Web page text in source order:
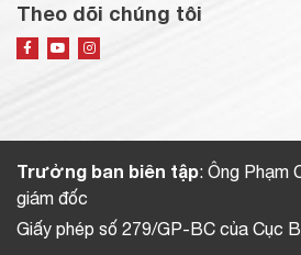
Theo dõi chúng tôi
Trưởng ban biên tập: Ông Phạm
giám đốc
Giấy phép số 279/GP-BC của Cục